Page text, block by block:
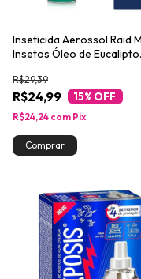
Inseticida Aerossol Raid
Insetos Óleo de Eucalipto
R$24,99
R$29,39
15% OFF
R$24,24 com Pix